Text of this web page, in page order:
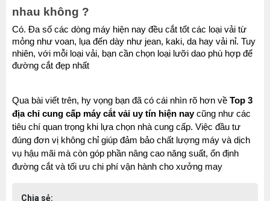
nhau không ?
Có. Đa số các dòng máy hiện nay đều cắt tốt các loại vải từ
mỏng như voan, lụa đến dày như jean, kaki, da hay vải nỉ. Tuy
nhiên, với mỗi loại vải, bạn cần chọn loại lưỡi dao phù hợp để
đường cắt đẹp nhất
Qua bài viết trên, hy vọng bạn đã có cái nhìn rõ hơn về Top 3
địa chỉ cung cấp máy cắt vải uy tín hiện nay cũng như các
tiêu chí quan trọng khi lựa chọn nhà cung cấp. Việc đầu tư
đúng đơn vị không chỉ giúp đảm bảo chất lượng máy và dịch
vụ hậu mãi mà còn góp phần nâng cao năng suất, ổn định
đường cắt và tối ưu chi phí vận hành cho xưởng may
Chia sẻ: